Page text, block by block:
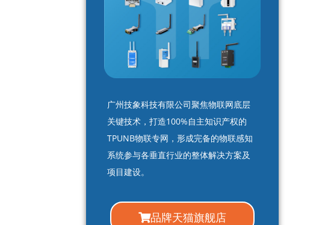
广州技象科技有限公司聚焦物联网底层
关键技术，打造100%自主知识产权的
TPUNB物联专网，形成完备的物联感知
系统参与各垂直行业的整体解决方案及
项目建设。
品牌天猫旗舰店